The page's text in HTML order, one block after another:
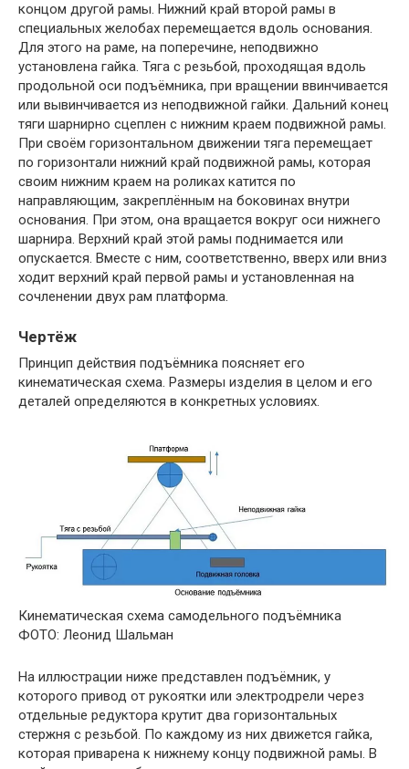
концом другой рамы. Нижний край второй рамы в
специальных желобах перемещается вдоль основания.
Для этого на раме, на поперечине, неподвижно
установлена гайка. Тяга с резьбой, проходящая вдоль
продольной оси подъёмника, при вращении ввинчивается
или вывинчивается из неподвижной гайки. Дальний конец
тяги шарнирно сцеплен с нижним краем подвижной рамы.
При своём горизонтальном движении тяга перемещает
по горизонтали нижний край подвижной рамы, которая
своим нижним краем на роликах катится по
направляющим, закреплённым на боковинах внутри
основания. При этом, она вращается вокруг оси нижнего
шарнира. Верхний край этой рамы поднимается или
опускается. Вместе с ним, соответственно, вверх или вниз
ходит верхний край первой рамы и установленная на
сочленении двух рам платформа.
Чертёж
Принцип действия подъёмника поясняет его
кинематическая схема. Размеры изделия в целом и его
деталей определяются в конкретных условиях.
Кинематическая схема самодельного подъёмника
ФОТО: Леонид Шальман
На иллюстрации ниже представлен подъёмник, у
которого привод от рукоятки или электродрели через
отдельные редуктора крутит два горизонтальных
стержня с резьбой. По каждому из них движется гайка,
которая приварена к нижнему концу подвижной рамы. В